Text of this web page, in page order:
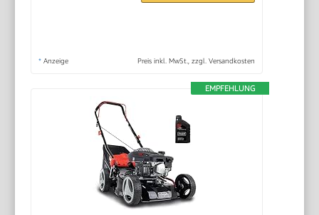
* Anzeige Preis inkl. MwSt., zzgl. Versandkosten
EMPFEHLUNG